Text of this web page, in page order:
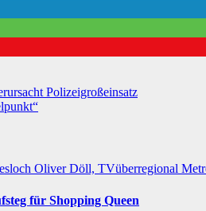
Polizeigroßeinsatz
Oliver Döll, TVüberregional
für Shopping Queen